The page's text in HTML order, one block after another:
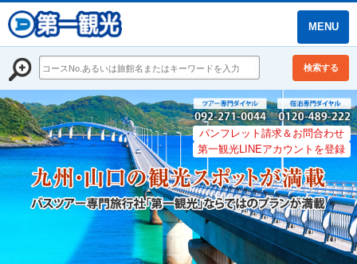
MENU
検索する
パンフレット請求＆お問合わせ
第一観光LINEアカウントを登録